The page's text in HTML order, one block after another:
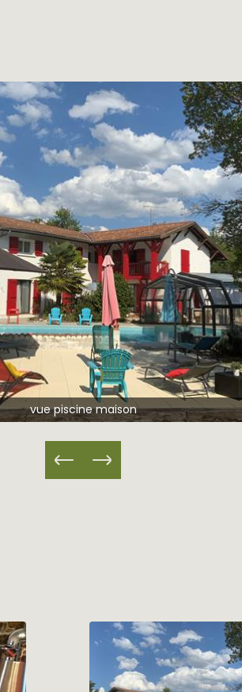
vue piscine maison